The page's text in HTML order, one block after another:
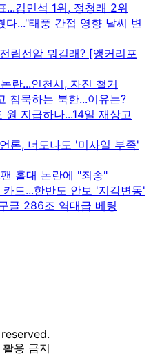
...김민석 1위, 정청래 2위
다..."태풍 간접 영향 날씨 변
립선암 뭐길래? [앵커리포
란...인천시, 자진 철거
침묵하는 북한...이유는?
원 지급하나...14일 재상고
론, 너도나도 '미사일 부족'
홀대 논란에 "죄송"
드...한반도 안보 '지각변동'
글 286조 역대급 베팅
용 금지